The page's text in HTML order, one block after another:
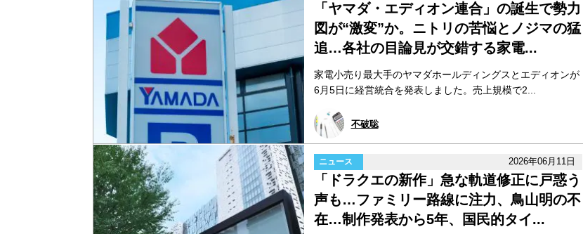
「ヤマダ・エディオン連合」の誕生で勢力
図が“激変”か。ニトリの苦悩とノジマの猛
追…各社の目論見が交錯する家電...
家電小売り最大手のヤマダホールディングスとエディオンが
6月5日に経営統合を発表しました。売上規模で2...
不破聡
ニュース 2026年06月11日
「ドラクエの新作」急な軌道修正に戸惑う
声も…ファミリー路線に注力、鳥山明の不
在…制作発表から5年、国民的タイ...